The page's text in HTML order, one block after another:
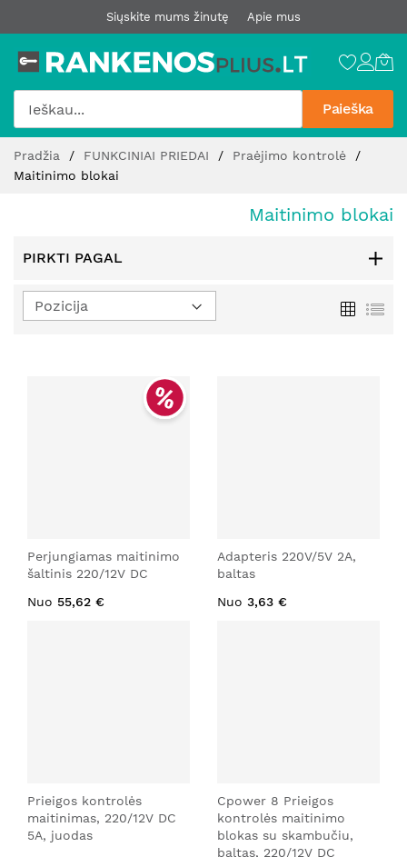
Siųskite mums žinutę Apie mus
Paieška
Pereiti
prie
turinio
Pradžia FUNKCINIAI PRIEDAI
Praėjimo kontrolė
Maitinimo blokai
Maitinimo blokai
PIRKTI PAGAL
Tinklelis
Perjungiamas maitinimo
šaltinis 220/12V DC
Nuo 55,62 €
Adapteris 220V/5V 2A,
baltas
Nuo 3,63 €
Prieigos kontrolės
maitinimas, 220/12V DC
5A, juodas
Cpower 8 Prieigos
kontrolės maitinimo
blokas su skambučiu,
baltas, 220/12V DC